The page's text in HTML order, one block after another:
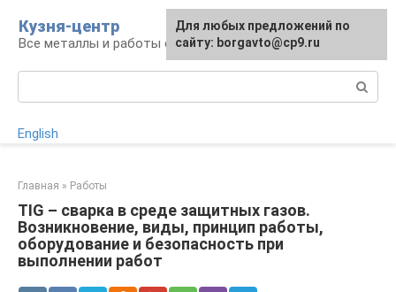
контенту
Кузня-центр
Все металлы и работы с ними
English
Главная » Работы
TIG – сварка в среде защитных газов.
Возникновение, виды, принцип работы,
оборудование и безопасность при
выполнении работ
Для любых предложений по
сайту: borgavto@cp9.ru